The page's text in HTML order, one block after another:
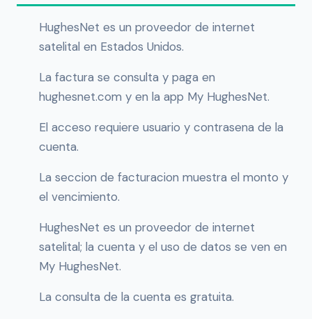
HughesNet es un proveedor de internet
satelital en Estados Unidos.
La factura se consulta y paga en
hughesnet.com y en la app My HughesNet.
El acceso requiere usuario y contrasena de la
cuenta.
La seccion de facturacion muestra el monto y
el vencimiento.
HughesNet es un proveedor de internet
satelital; la cuenta y el uso de datos se ven en
My HughesNet.
La consulta de la cuenta es gratuita.